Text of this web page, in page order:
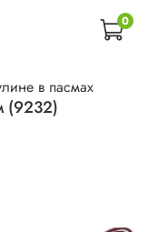
0
в пасмах
(9232)